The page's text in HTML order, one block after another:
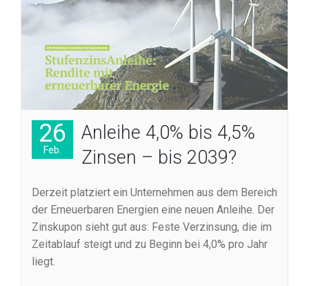
26
Feb.
Anleihe 4,0% bis 4,5%
Zinsen – bis 2039?
Derzeit platziert ein Unternehmen aus dem Bereich
der Erneuerbaren Energien eine neuen Anleihe. Der
Zinskupon sieht gut aus: Feste Verzinsung, die im
Zeitablauf steigt und zu Beginn bei 4,0% pro Jahr
liegt.